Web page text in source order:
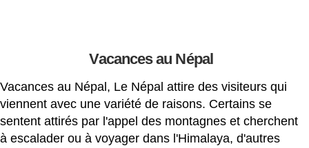
Vacances au Népal
Vacances au Népal, Le Népal attire des visiteurs qui
viennent avec une variété de raisons. Certains se
sentent attirés par l'appel des montagnes et cherchent
à escalader ou à voyager dans l'Himalaya, d'autres